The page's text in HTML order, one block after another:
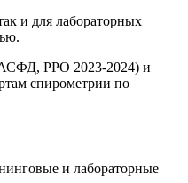
и для лабораторных
РРО 2023-2024) и
спирометрии по
и лабораторные